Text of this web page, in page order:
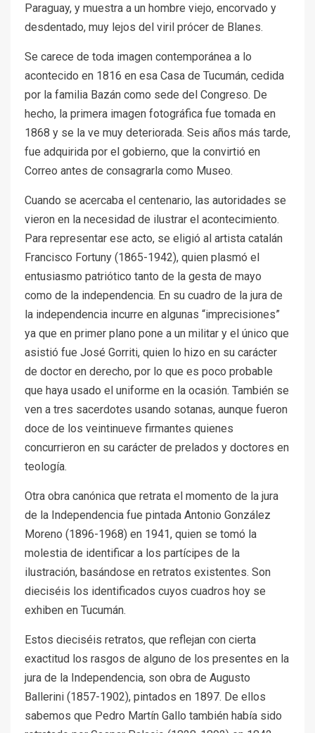
Paraguay, y muestra a un hombre viejo, encorvado y
desdentado, muy lejos del viril prócer de Blanes.
Se carece de toda imagen contemporánea a lo
acontecido en 1816 en esa Casa de Tucumán, cedida
por la familia Bazán como sede del Congreso. De
hecho, la primera imagen fotográfica fue tomada en
1868 y se la ve muy deteriorada. Seis años más tarde,
fue adquirida por el gobierno, que la convirtió en
Correo antes de consagrarla como Museo.
Cuando se acercaba el centenario, las autoridades se
vieron en la necesidad de ilustrar el acontecimiento.
Para representar ese acto, se eligió al artista catalán
Francisco Fortuny (1865-1942), quien plasmó el
entusiasmo patriótico tanto de la gesta de mayo
como de la independencia. En su cuadro de la jura de
la independencia incurre en algunas “imprecisiones”
ya que en primer plano pone a un militar y el único que
asistió fue José Gorriti, quien lo hizo en su carácter
de doctor en derecho, por lo que es poco probable
que haya usado el uniforme en la ocasión. También se
ven a tres sacerdotes usando sotanas, aunque fueron
doce de los veintinueve firmantes quienes
concurrieron en su carácter de prelados y doctores en
teología.
Otra obra canónica que retrata el momento de la jura
de la Independencia fue pintada Antonio González
Moreno (1896-1968) en 1941, quien se tomó la
molestia de identificar a los partícipes de la
ilustración, basándose en retratos existentes. Son
dieciséis los identificados cuyos cuadros hoy se
exhiben en Tucumán.
Estos dieciséis retratos, que reflejan con cierta
exactitud los rasgos de alguno de los presentes en la
jura de la Independencia, son obra de Augusto
Ballerini (1857-1902), pintados en 1897. De ellos
sabemos que Pedro Martín Gallo también había sido